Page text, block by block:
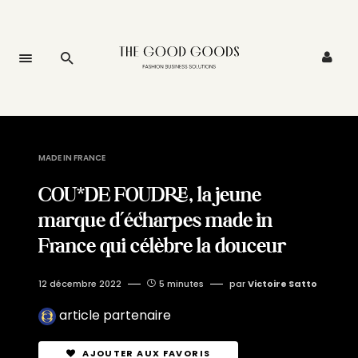
MADE IN FRANCE
COU*DE FOUDRE, la jeune
marque d’écharpes made in
France qui célèbre la douceur
12 décembre 2022 5 minutes parVictoire Satto
article partenaire
AJOUTER AUX FAVORIS